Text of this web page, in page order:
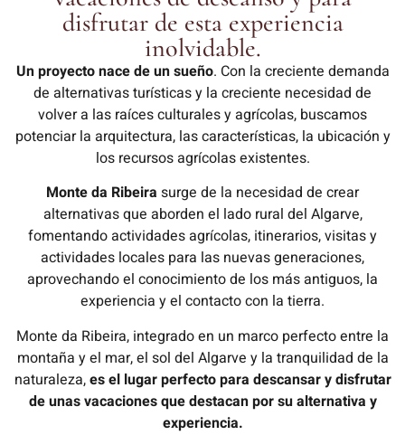
disfrutar de esta experiencia
inolvidable.
Un proyecto nace de un sueño. Con la creciente demanda
de alternativas turísticas y la creciente necesidad de
volver a las raíces culturales y agrícolas, buscamos
potenciar la arquitectura, las características, la ubicación y
los recursos agrícolas existentes.
Monte da Ribeira surge de la necesidad de crear
alternativas que aborden el lado rural del Algarve,
fomentando actividades agrícolas, itinerarios, visitas y
actividades locales para las nuevas generaciones,
aprovechando el conocimiento de los más antiguos, la
experiencia y el contacto con la tierra.
Monte da Ribeira, integrado en un marco perfecto entre la
montaña y el mar, el sol del Algarve y la tranquilidad de la
naturaleza,es el lugar perfecto para descansar y disfrutar
de unas vacaciones que destacan por su alternativa y
experiencia.